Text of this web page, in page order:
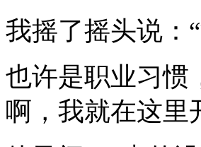
我摇了摇头说：
也许是职业习惯
啊，我就在这里